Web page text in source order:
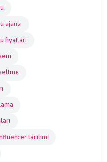
ajansı
fiyatları
tanıtımı